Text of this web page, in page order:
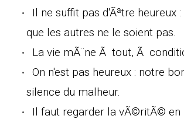
Il ne suffit pas d'Ãªtre heureux
que les autres ne le soient pas.
La vie mÃ¨ne Ã tout, Ã
On n'est pas heureux : notre
silence du malheur.
Il faut regarder la vÃ©ritÃ© en